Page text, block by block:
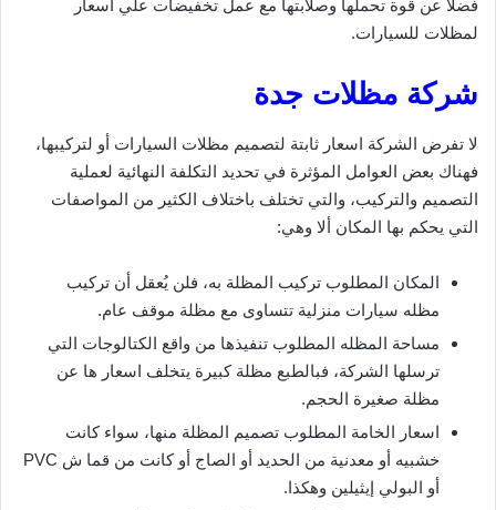
فضلًا عن قوة تحملها وصلابتها مع عمل تخفيضات علي اسعار
لمظلات للسيارات.
شركة مظلات جدة
لا تفرض الشركة اسعار ثابتة لتصميم مظلات السيارات أو لتركيبها،
فهناك بعض العوامل المؤثرة في تحديد التكلفة النهائية لعملية
التصميم والتركيب، والتي تختلف باختلاف الكثير من المواصفات
التي يحكم بها المكان ألا وهي:
المكان المطلوب تركيب المظلة به، فلن يُعقل أن تركيب
مظله سيارات منزلية تتساوى مع مظلة موقف عام.
مساحة المظله المطلوب تنفيذها من واقع الكتالوجات التي
ترسلها الشركة، فبالطبع مظلة كبيرة يتخلف اسعار ها عن
مظلة صغيرة الحجم.
اسعار الخامة المطلوب تصميم المظلة منها، سواء كانت
خشبيه أو معدنية من الحديد أو الصاج أو كانت من قما ش PVC
أو البولي إيثيلين وهكذا.